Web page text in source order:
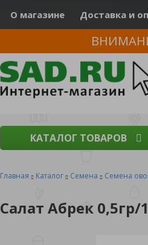
О магазине Доставка и
КАТАЛОГ ТОВАРОВ
Главная Каталог Семена Семена
Салат Абрек 0,5гр/